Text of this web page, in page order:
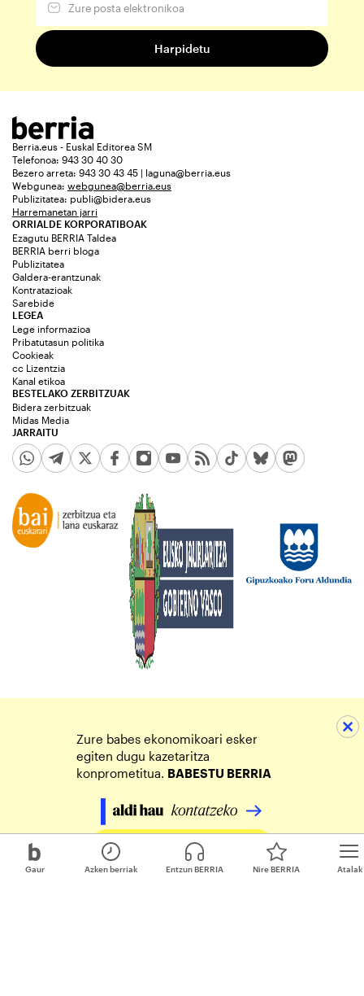
Gaur Atalak
Azken berriak Entzun BERRIA Nire BERRIA
Berria.eus - Euskal Editorea SM
Telefonoa: 943 30 40 30
Bezero arreta: 943 30 43 45 | laguna@berria.eus
Webgunea: webgunea@berria.eus
Publizitatea: publi@bidera.eus
Harremanetan jarri
ORRIALDE KORPORATIBOAK
Ezagutu BERRIA Taldea
BERRIA berri bloga
Publizitatea
Galdera-erantzunak
Kontratazioak
Sarebide
JARRAITU
LEGEA
Lege informazioa
Pribatutasun politika
Cookieak
cc Lizentzia
Kanal etikoa
BESTELAKO ZERBITZUAK
Bidera zerbitzuak
Midas Media
Zure babes ekonomikoari esker
egiten dugu kazetaritza
konprometitua. BABESTU BERRIA
Egin zure ekarpena